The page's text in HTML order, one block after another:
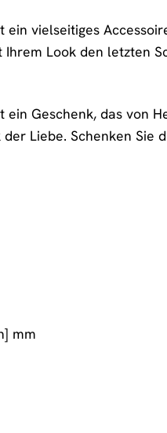
ein vielseitiges
Look den letzten
ein Geschenk, das von
Liebe. Schenken Sie
mm